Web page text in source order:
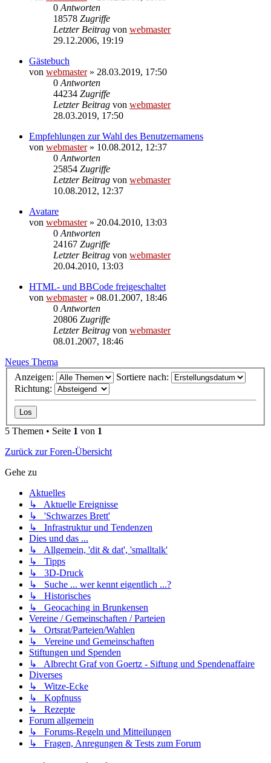
0 Antworten
18578 Zugriffe
Letzter Beitrag von webmaster
29.12.2006, 19:19
Gästebuch
von webmaster» 28.03.2019, 17:50
0 Antworten
44234 Zugriffe
Letzter Beitrag von webmaster
28.03.2019, 17:50
Empfehlungen zur Wahl des Benutzernamens
von webmaster» 10.08.2012, 12:37
0 Antworten
25854 Zugriffe
Letzter Beitrag von webmaster
10.08.2012, 12:37
Avatare
von webmaster» 20.04.2010, 13:03
0 Antworten
24167 Zugriffe
Letzter Beitrag von webmaster
20.04.2010, 13:03
HTML- und BBCode freigeschaltet
von webmaster» 08.01.2007, 18:46
0 Antworten
20806 Zugriffe
Letzter Beitrag von webmaster
08.01.2007, 18:46
Neues Thema
Anzeigen:
Sortiere nach:
Richtung:
5 Themen • Seite 1 von 1
Zurück zur Foren-Übersicht
Gehe zu
Aktuelles
↳ Aktuelle Ereignisse
↳ 'Schwarzes Brett'
↳ Infrastruktur und Tendenzen
Dies und das ...
↳ Allgemein, 'dit & dat', 'smalltalk'
↳ Tipps
↳ 3D-Druck
↳ Suche ... wer kennt eigentlich ...?
↳ Historisches
↳ Geocaching in Brunkensen
Vereine / Gemeinschaften / Parteien
↳ Ortsrat/Parteien/Wahlen
↳ Vereine und Gemeinschaften
Stiftungen und Spenden
↳ Albrecht Graf von Goertz - Siftung und Spendenaffaire
Diverses
↳ Witze-Ecke
↳ Kopfnuss
↳ Rezepte
Forum allgemein
↳ Forums-Regeln und Mitteilungen
↳ Fragen, Anregungen & Tests zum Forum